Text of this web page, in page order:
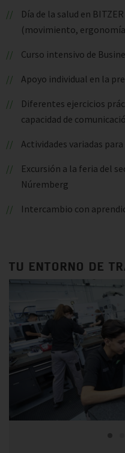
Día de la salud en
(movimiento,
Curso intensivo de
Apoyo individual en la
Diferentes ejercicios
capacidad de
Actividades variadas
Excursión a la feria del
Núremberg
Intercambio con
TU ENTORNO DE